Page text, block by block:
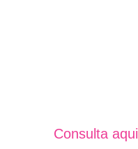
Consulta aqui